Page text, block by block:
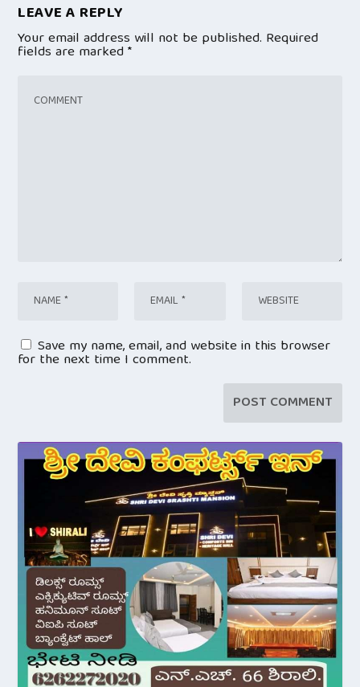
LEAVE A REPLY
Your email address will not be published. Required
fields are marked*
Save my name, email, and website in this browser
for the next time I comment.